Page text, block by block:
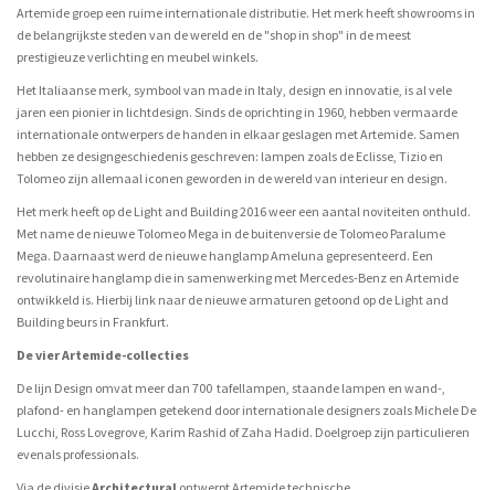
Artemide groep een ruime internationale distributie. Het merk heeft showrooms in
de belangrijkste steden van de wereld en de "shop in shop" in de meest
prestigieuze verlichting en meubel winkels.
Het Italiaanse merk, symbool van made in Italy, design en innovatie, is al vele
jaren een pionier in lichtdesign. Sinds de oprichting in 1960, hebben vermaarde
internationale ontwerpers de handen in elkaar geslagen met Artemide. Samen
hebben ze designgeschiedenis geschreven: lampen zoals de Eclisse, Tizio en
Tolomeo zijn allemaal iconen geworden in de wereld van interieur en design.
Het merk heeft op de Light and Building 2016 weer een aantal noviteiten onthuld.
Met name de nieuwe Tolomeo Mega in de buitenversie de Tolomeo Paralume
Mega. Daarnaast werd de nieuwe hanglamp Ameluna gepresenteerd. Een
revolutinaire hanglamp die in samenwerking met Mercedes-Benz en Artemide
ontwikkeld is. Hierbij link naar de nieuwe armaturen getoond op de Light and
Building beurs in Frankfurt.
De vier Artemide-collecties
De lijn Design omvat meer dan 700 tafellampen, staande lampen en wand-,
plafond- en hanglampen getekend door internationale designers zoals Michele De
Lucchi, Ross Lovegrove, Karim Rashid of Zaha Hadid. Doelgroep zijn particulieren
evenals professionals.